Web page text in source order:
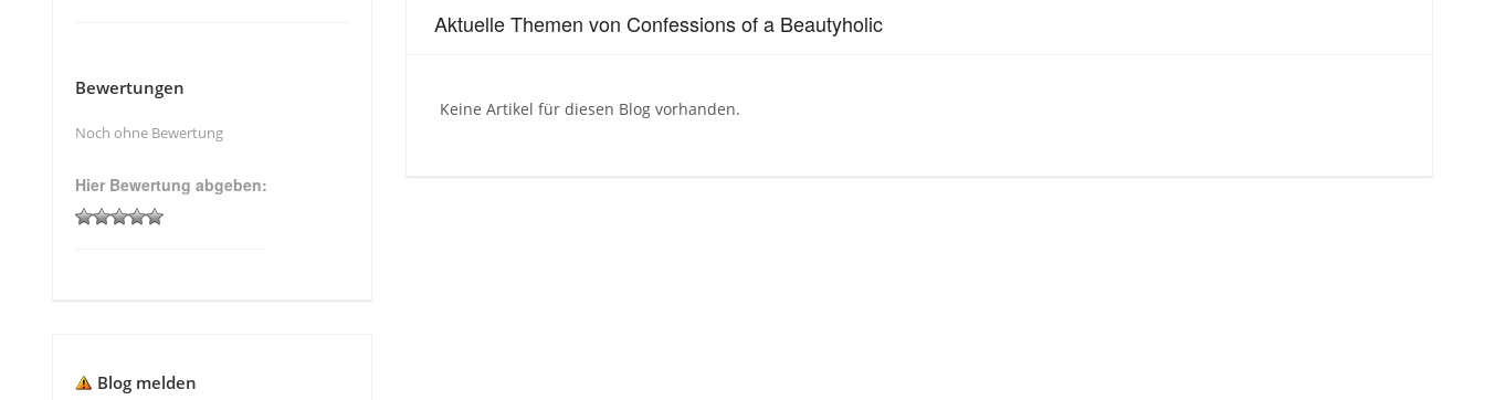
Aktuelle Themen von Confessions of a Beautyholic
Keine Artikel für diesen Blog vorhanden.
Bewertungen
Noch ohne Bewertung
Hier Bewertung abgeben:
Blog melden